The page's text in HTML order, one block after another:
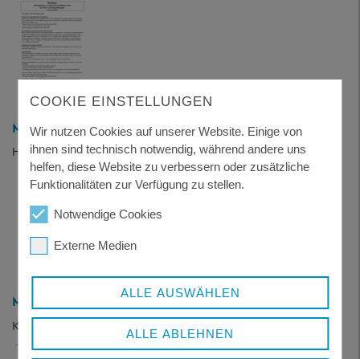
MERKBLATT - SCHAFE & ZIEGEN
Haltung von Schafen und Ziegen535 KB
MERKBLATT - PFERDE
Kennzeichnung und Registrierung von Pferden
COOKIE EINSTELLUNGEN
Wir nutzen Cookies auf unserer Website. Einige von
ihnen sind technisch notwendig, während andere uns
helfen, diese Website zu verbessern oder zusätzliche
Funktionalitäten zur Verfügung zu stellen.
Notwendige Cookies
Externe Medien
ALLE AUSWÄHLEN
ALLE ABLEHNEN